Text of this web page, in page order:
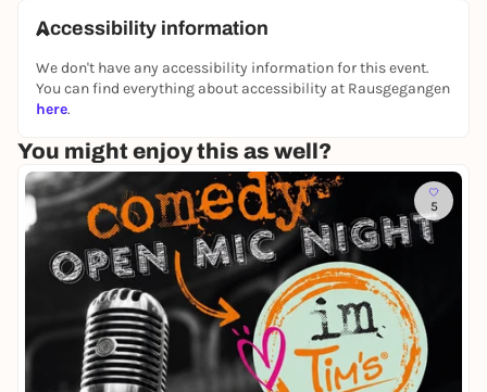
Accessibility information
We don't have any accessibility information for this event.
You can find everything about accessibility at Rausgegangen
here.
You might enjoy this as well?
5